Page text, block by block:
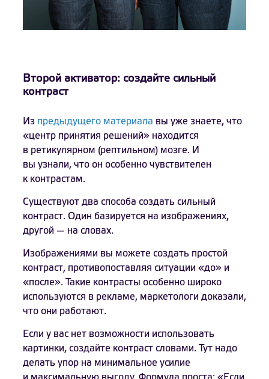
Второй активатор: создайте сильный
контраст
Из предыдущего материала вы уже знаете, что
«центр принятия решений» находится
в ретикулярном (рептильном) мозге. И
вы узнали, что он особенно чувствителен
к контрастам.
Существуют два способа создать сильный
контраст. Один базируется на изображениях,
другой — на словах.
Изображениями вы можете создать простой
контраст, противопоставляя ситуации «до» и
«после». Такие контрасты особенно широко
используются в рекламе, маркетологи доказали,
что они работают.
Если у вас нет возможности использовать
картинки, создайте контраст словами. Тут надо
делать упор на минимальное усилие